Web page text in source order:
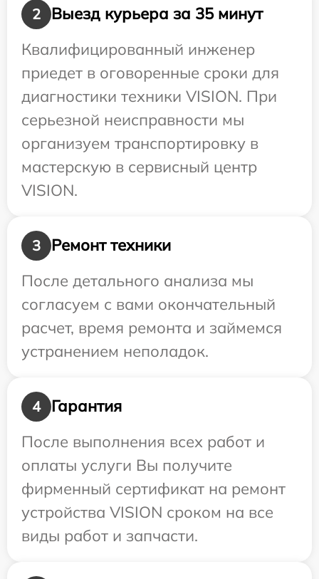
2
Выезд курьера за 35 минут
Квалифицированный инженер
приедет в оговоренные сроки для
диагностики техники VISION. При
серьезной неисправности мы
организуем транспортировку в
мастерскую в сервисный центр
VISION.
3
Ремонт техники
После детального анализа мы
согласуем с вами окончательный
расчет, время ремонта и займемся
устранением неполадок.
4
Гарантия
После выполнения всех работ и
оплаты услуги Вы получите
фирменный сертификат на ремонт
устройства VISION сроком на все
виды работ и запчасти.